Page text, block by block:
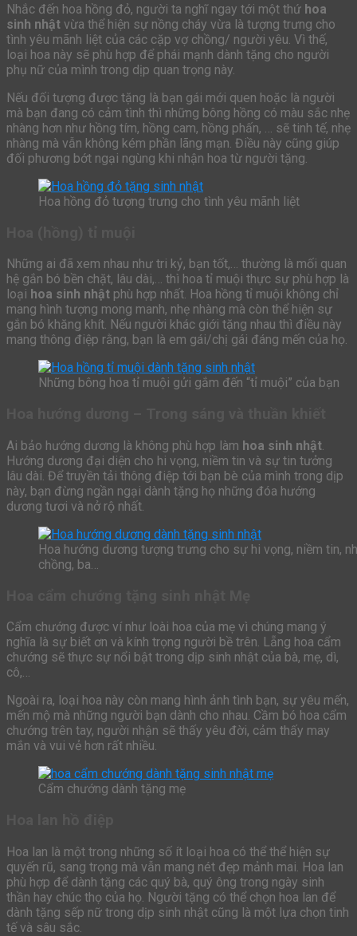
Nhắc đến hoa hồng đỏ, người ta nghĩ ngay tới một thứ hoa
sinh nhật vừa thể hiện sự nồng cháy vừa là tượng trưng cho
tình yêu mãnh liệt của các cặp vợ chồng/ người yêu. Vì thế,
loại hoa này sẽ phù hợp để phái mạnh dành tặng cho người
phụ nữ của mình trong dịp quan trọng này.
Nếu đối tượng được tặng là bạn gái mới quen hoặc là người
mà bạn đang có cảm tình thì những bông hồng có màu sắc nhẹ
nhàng hơn như hồng tím, hồng cam, hồng phấn, … sẽ tinh tế, nhẹ
nhàng mà vẫn không kém phần lãng mạn. Điều này cũng giúp
đối phương bớt ngại ngùng khi nhận hoa từ người tặng.
Hoa hồng đỏ tượng trưng cho tình yêu mãnh liệt
Những ai đã xem nhau như tri kỷ, bạn tốt,… thường là mối quan
hệ gắn bó bền chặt, lâu dài,… thì hoa tỉ muội thực sự phù hợp là
loại hoa sinh nhật phù hợp nhất. Hoa hồng tỉ muội không chỉ
mang hình tượng mong manh, nhẹ nhàng mà còn thể hiện sự
gắn bó khăng khít. Nếu người khác giới tặng nhau thì điều này
mang thông điệp rằng, bạn là em gái/chị gái đáng mến của họ.
Những bông hoa tỉ muội gửi gắm đến “tỉ muội” của bạn
Ai bảo hướng dương là không phù hợp làm hoa sinh nhật.
Hướng dương đại diện cho hi vọng, niềm tin và sự tin tưởng
lâu dài. Để truyền tải thông điệp tới bạn bè của mình trong dịp
này, bạn đừng ngần ngại dành tặng họ những đóa hướng
dương tươi và nở rộ nhất.
Hoa hướng dương tượng trưng cho sự hi vọng, niềm tin,
chồng, ba…
Cẩm chướng được ví như loài hoa của mẹ vì chúng mang ý
nghĩa là sự biết ơn và kính trọng người bề trên. Lẵng hoa cẩm
chướng sẽ thực sự nổi bật trong dịp sinh nhật của bà, mẹ, dì,
cô,…
Ngoài ra, loại hoa này còn mang hình ảnh tình bạn, sự yêu mến,
mến mộ mà những người bạn dành cho nhau. Cầm bó hoa cẩm
chướng trên tay, người nhận sẽ thấy yêu đời, cảm thấy may
mắn và vui vẻ hơn rất nhiều.
Cẩm chướng dành tặng mẹ
Hoa lan là một trong những số ít loại hoa có thể thể hiện sự
quyến rũ, sang trọng mà vẫn mang nét đẹp mảnh mai. Hoa lan
phù hợp để dành tặng các quý bà, quý ông trong ngày sinh
thần hay chúc thọ của họ. Người tặng có thể chọn hoa lan để
dành tặng sếp nữ trong dịp sinh nhật cũng là một lựa chọn tinh
tế và sâu sắc.